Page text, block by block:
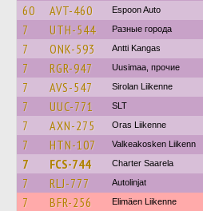
60 AVT-460 Espoon Auto
7 UTH-544 Разные города
7 ONK-593 Antti Kangas
7 RGR-947 Uusimaa, прочие
7 AVS-547 Sirolan Liikenne
7 UUC-771 SLT
7 AXN-275 Oras Liikenne
7 HTN-107 Valkeakosken Liikenn
7 FCS-744 Charter Saarela
7 RLJ-777 Autolinjat
7 BFR-256 Elimäen Liikenne